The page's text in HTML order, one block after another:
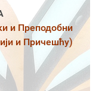
и Преподобни
и Причешћу)